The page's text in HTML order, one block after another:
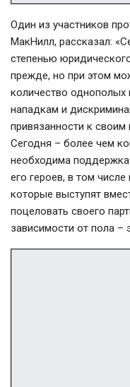
Один из участников
МакНилл, рассказал:
степенью
прежде, но при этом
количество
нападкам и
привязанности к
Сегодня – более чем
необходима
его героев, в том
которые выступят
поцеловать своего
зависимости от пола –